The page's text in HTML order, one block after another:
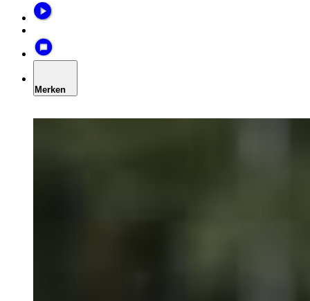
Merken